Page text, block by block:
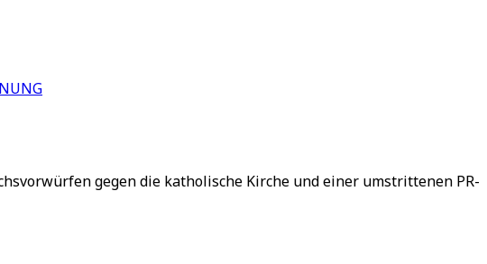
gegen die katholische Kirche und einer umstrittenen PR-